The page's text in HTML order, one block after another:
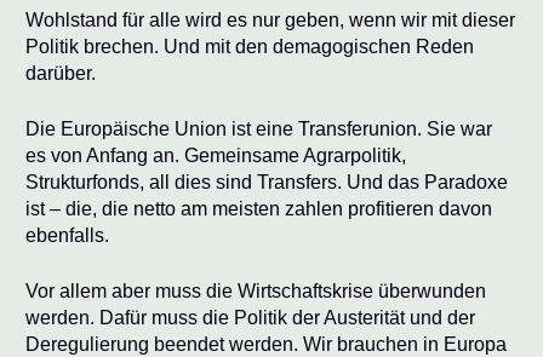
Wohlstand für alle wird es nur geben, wenn wir mit dieser
Politik brechen. Und mit den demagogischen Reden
darüber.
Die Europäische Union ist eine Transferunion. Sie war
es von Anfang an. Gemeinsame Agrarpolitik,
Strukturfonds, all dies sind Transfers. Und das Paradoxe
ist – die, die netto am meisten zahlen profitieren davon
ebenfalls.
Vor allem aber muss die Wirtschaftskrise überwunden
werden. Dafür muss die Politik der Austerität und der
Deregulierung beendet werden. Wir brauchen in Europa